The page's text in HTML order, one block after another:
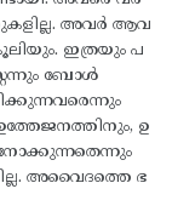
അവർ ആവ
ഇത്രയും പ
ബോൾ
ഉ
അവൈദത്തെ ഭ